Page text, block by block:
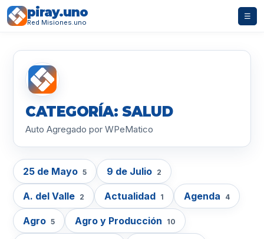
piray.uno
Red Misiones.uno
☰
CATEGORÍA: SALUD
Auto Agregado por WPeMatico
25 de Mayo 5 9 de Julio 2
A. del Valle 2 Actualidad 1 Agenda 4
Agro 5 Agro y Producción 10